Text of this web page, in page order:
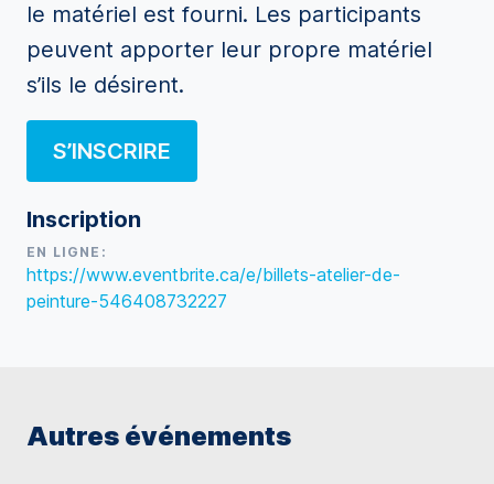
le matériel est fourni. Les participants
peuvent apporter leur propre matériel
s’ils le désirent.
S’INSCRIRE
Inscription
EN LIGNE:
https://www.eventbrite.ca/e/billets-atelier-de-
peinture-546408732227
Autres événements